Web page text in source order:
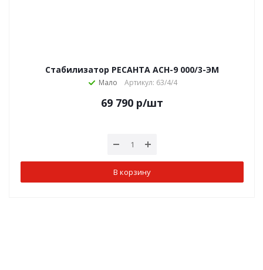
Стабилизатор РЕСАНТА АСН-9 000/3-ЭМ
Мало Артикул: 63/4/4
69 790 р/шт
В корзину